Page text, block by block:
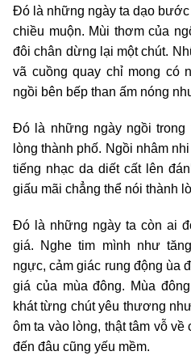
Đó là những ngày ta dạo bước
chiều muộn. Mùi thơm của
đôi chân dừng lại một chút.
vã cuồng quay chỉ mong có
ngồi bên bếp than ấm nóng
Đó là những ngày ngồi
lòng thành phố. Ngồi nhâm
tiếng nhạc da diết cất lên
giấu mãi chẳng thể nói thành
Đó là những ngày ta còn ai
giá. Nghe tim mình như
ngực, cảm giác rung động ùa
giá của mùa đông. Mùa
khát từng chút yêu thương
ôm ta vào lòng, thật tâm vỗ
đến đâu cũng yếu mềm.